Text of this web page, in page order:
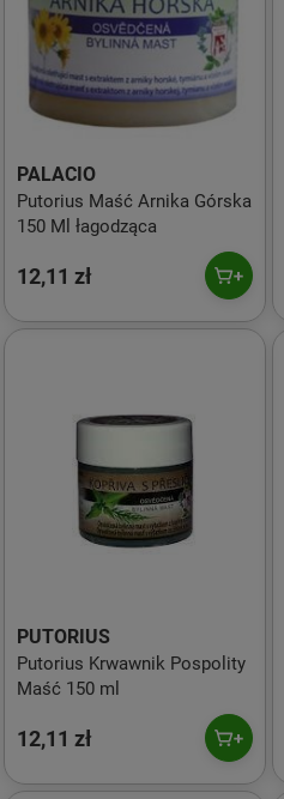
PALACIO
Putorius Maść Arnika Górska
150 Ml łagodząca
12,11 zł
PUTORIUS
Putorius Krwawnik Pospolity
Maść 150 ml
12,11 zł